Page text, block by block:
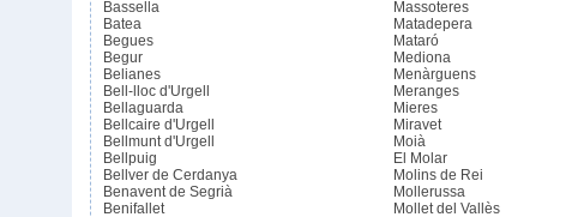
Bassella
Batea
Begues
Begur
Belianes
Bell-lloc d'Urgell
Bellaguarda
Bellcaire d'Urgell
Bellmunt d'Urgell
Bellpuig
Bellver de Cerdanya
Benavent de Segrià
Benifallet
Massoteres
Matadepera
Mataró
Mediona
Menàrguens
Meranges
Mieres
Miravet
Moià
El Molar
Molins de Rei
Mollerussa
Mollet del Vallès